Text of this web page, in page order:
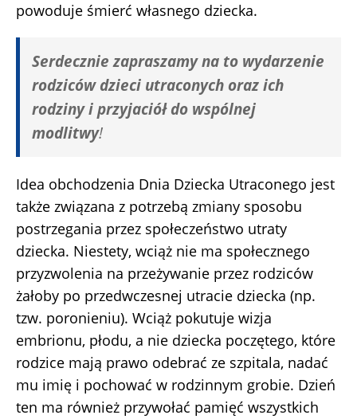
powoduje śmierć własnego dziecka.
Serdecznie zapraszamy na to wydarzenie
rodziców dzieci utraconych oraz ich
rodziny i przyjaciół do wspólnej
modlitwy!
Idea obchodzenia Dnia Dziecka Utraconego jest
także związana z potrzebą zmiany sposobu
postrzegania przez społeczeństwo utraty
dziecka. Niestety, wciąż nie ma społecznego
przyzwolenia na przeżywanie przez rodziców
żałoby po przedwczesnej utracie dziecka (np.
tzw. poronieniu). Wciąż pokutuje wizja
embrionu, płodu, a nie dziecka poczętego, które
rodzice mają prawo odebrać ze szpitala, nadać
mu imię i pochować w rodzinnym grobie. Dzień
ten ma również przywołać pamięć wszystkich